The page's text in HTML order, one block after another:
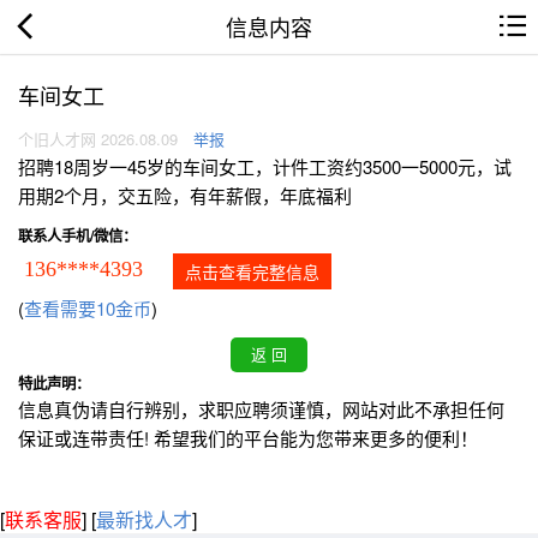
信息内容
车间女工
个旧人才网 2026.08.09 举报
招聘18周岁一45岁的车间女工，计件工资约3500一5000元，试
用期2个月，交五险，有年薪假，年底福利
联系人手机/微信：
136****4393 点击查看完整信息
(查看需要10金币)
特此声明：
信息真伪请自行辨别，求职应聘须谨慎，网站对此不承担任何
保证或连带责任! 希望我们的平台能为您带来更多的便利！
[联系客服] [最新找人才]